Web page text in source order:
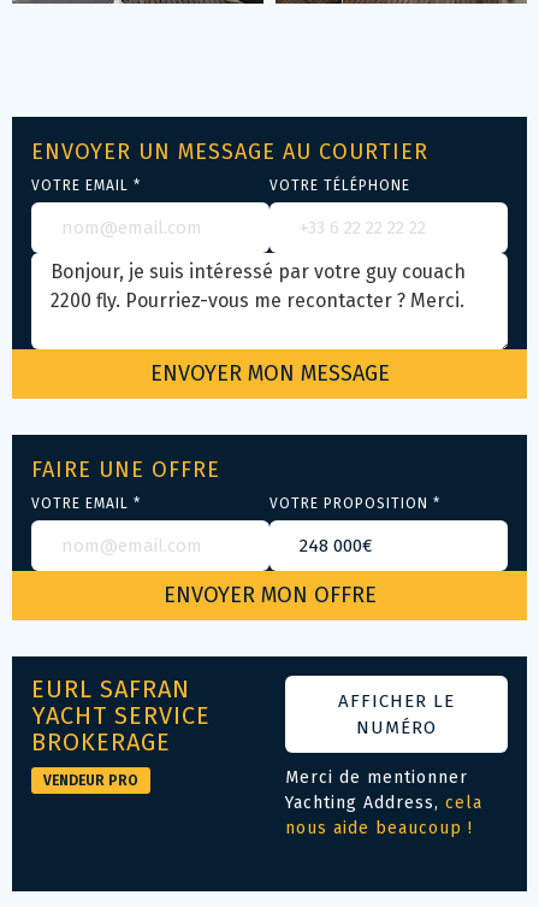
ENVOYER UN MESSAGE AU COURTIER
VOTRE EMAIL * VOTRE TÉLÉPHONE
FAIRE UNE OFFRE
VOTRE EMAIL * VOTRE PROPOSITION *
EURL SAFRAN
YACHT SERVICE
BROKERAGE
VENDEUR PRO
AFFICHER LE
NUMÉRO
Merci de mentionner
Yachting Address, cela
nous aide beaucoup !